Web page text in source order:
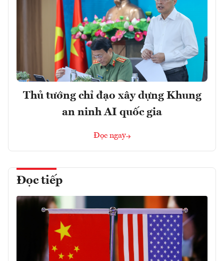
Thủ tướng chỉ đạo xây dựng Khung
an ninh AI quốc gia
Đọc ngay
Đọc tiếp